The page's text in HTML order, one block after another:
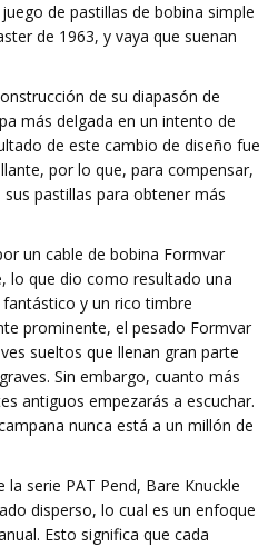
de pastillas de bobina simple
de 1963, y vaya que suenan
de su diapasón de
más delgada en un intento de
de este cambio de diseño fue
por lo que, para compensar,
pastillas para obtener más
un cable de bobina Formvar
lo que dio como resultado una
y un rico timbre
prominente, el pesado Formvar
sueltos que llenan gran parte
Sin embargo, cuanto más
antiguos empezarás a escuchar.
nunca está a un millón de
serie PAT Pend, Bare Knuckle
disperso, lo cual es un enfoque
Esto significa que cada